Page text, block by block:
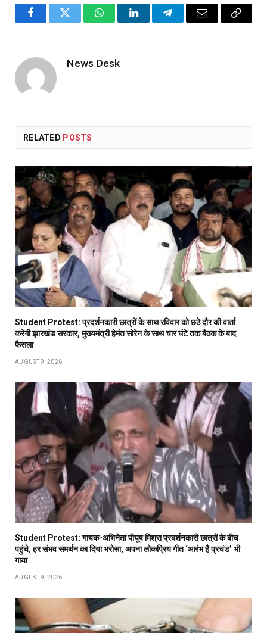
FacebookTwitter WhatsAppLinkedInTelegramEmail
Copy
News Desk
RELATED POSTS
Student Protest: प्रदर्शनकारी छात्रों के साथ रविवार को छठे दौर की वार्ता
करेगी झारखंड सरकार, मुख्यमंत्री हेमंत सोरेन के साथ चार घंटे तक बैठक के बाद
फैसला
AUGUST 9, 2026
Student Protest: गायक-अभिनेता पीयूष मिश्रा प्रदर्शनकारी छात्रों के बीच
पहुंचे, हर संभव समर्थन का दिया भरोसा, अपना लोकप्रिय गीत ‘आरंभ है प्रचंड’ भी
गाया
AUGUST 9, 2026